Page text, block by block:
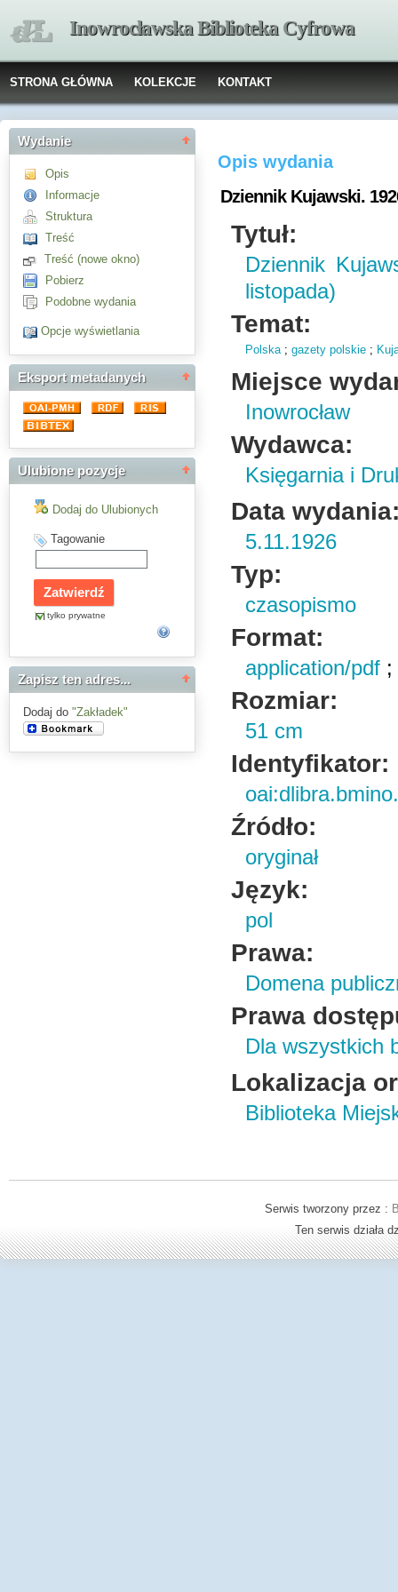
Inowrocławska Biblioteka Cyfrowa
STRONA GŁÓWNA KOLEKCJE KONTAKT
Wydanie
Opis
Informacje
Struktura
Treść
Treść (nowe okno)
Pobierz
Podobne wydania
Opcje wyświetlania
Eksport metadanych
Ulubione pozycje
Dodaj do Ulubionych
Tagowanie
tylko prywatne
Zapisz ten adres...
Dodaj do "Zakładek"
Opis wydania
Dziennik Kujawski.
Tytuł:
Dziennik
listopada)
Temat:
Polska;gazety polskie ;
Miejsce
Inowrocław
Wydawca:
Księgarnia i
Data
5.11.1926
Typ:
czasopismo
Format:
application/pdf
Rozmiar:
51 cm
Identyfikator:
Źródło:
oryginał
Język:
pol
Prawa:
Domena
Prawa
Dla wszystkich
Lokalizacja
Biblioteka
Serwis tworzony przez :
Ten serwis działa